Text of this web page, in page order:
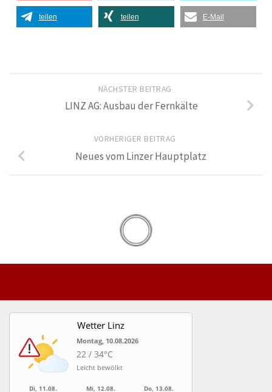
teilen teilen E-Mail
NÄCHSTER BEITRAG
LINZ AG: Ausbau der Fernkälte
VORHERIGER BEITRAG
Neues vom Linzer Hauptplatz
Wetter Linz
Montag, 10.08.2026
22 / 34°C
Leicht bewölkt
Di, 11.08. Mi, 12.08. Do, 13.08.